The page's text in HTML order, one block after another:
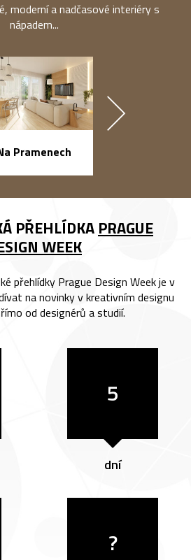
moderní a nadčasové interiéry s
nápadem...
Pramenech
PŘEHLÍDKA PRAGUE
WEEK
přehlídky Prague Design Week je v
na novinky v kreativním designu
od designérů a studií.
5
dní
?